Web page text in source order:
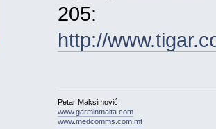
205:
http://
Petar Maksimović
www.garminmalta.com
www.medcomms.com.mt